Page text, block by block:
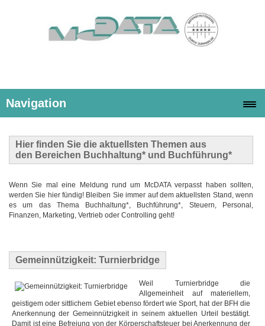
Navigation
Hier finden Sie die aktuellsten Themen aus
den Bereichen Buchhaltung* und Buchführung*
Wenn Sie mal eine Meldung rund um McDATA verpasst haben sollten,
werden Sie hier fündig! Bleiben Sie immer auf dem aktuellsten Stand, wenn
es um das Thema Buchhaltung*, Buchführung*, Steuern, Personal,
Finanzen, Marketing, Vertrieb oder Controlling geht!
Gemeinnützigkeit: Turnierbridge
Weil Turnierbridge die
Allgemeinheit auf materiellem,
geistigem oder sittlichem Gebiet ebenso fördert wie Sport, hat der BFH die
Anerkennung der Gemeinnützigkeit in seinem aktuellen Urteil bestätigt.
Damit ist eine Befreiung von der Körperschaftsteuer bei Anerkennung der